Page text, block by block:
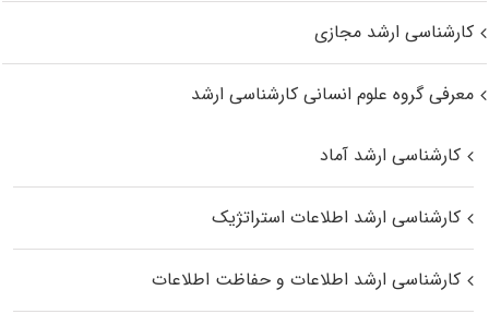
کارشناسی ارشد مجازی
معرفی گروه علوم انسانی کارشناسی ارشد
کارشناسی ارشد آماد
کارشناسی ارشد اطلاعات استراتژیک
کارشناسی ارشد اطلاعات و حفاظت اطلاعات